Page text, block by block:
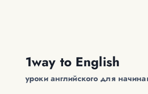
1way to English
уроки английского для